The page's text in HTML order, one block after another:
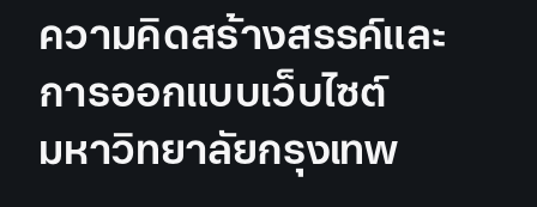
ความคิดสร้างสรรค์และ
การออกแบบเว็บไซต์
มหาวิทยาลัยกรุงเทพ